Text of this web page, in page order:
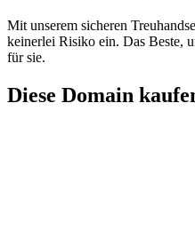
Mit unserem sicheren
keinerlei Risiko ein. Das Beste,
für sie.
Diese Domain